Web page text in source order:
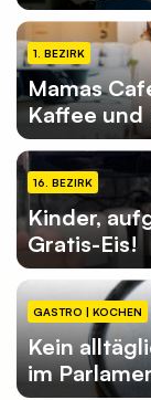
1. BEZIRK
Mamas
Kaffee und
16. BEZIRK
Kinder,
Gratis-Eis!
GASTRO | KOCHEN
Kein
im